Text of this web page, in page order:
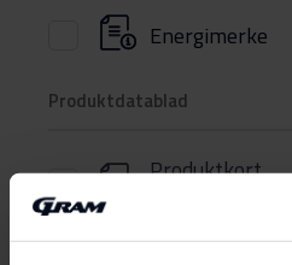
Energimerke
Produktdatablad
Produktkort